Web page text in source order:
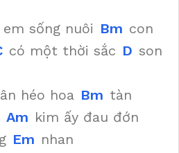
em sống nuôi Bm con
có một thời sắc D son
héo hoa Bm tàn
Am kim ấy đau đớn
Em nhan